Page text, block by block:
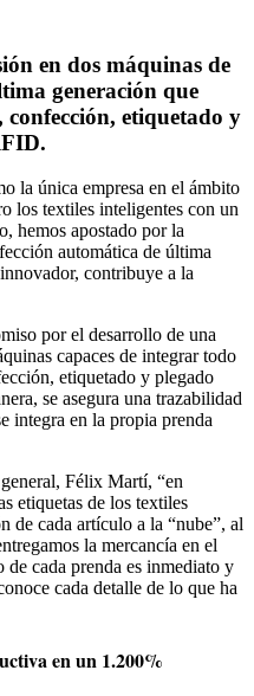
en dos máquinas de
generación que
confección, etiquetado y
la única empresa en el ámbito
los textiles inteligentes con un
hemos apostado por la
automática de última
contribuye a la
por el desarrollo de una
capaces de integrar todo
etiquetado y plegado
se asegura una trazabilidad
integra en la propia prenda
Félix Martí, “en
etiquetas de los textiles
de cada artículo a la “nube”, al
la mercancía en el
cada prenda es inmediato y
cada detalle de lo que ha
en un 1.200%